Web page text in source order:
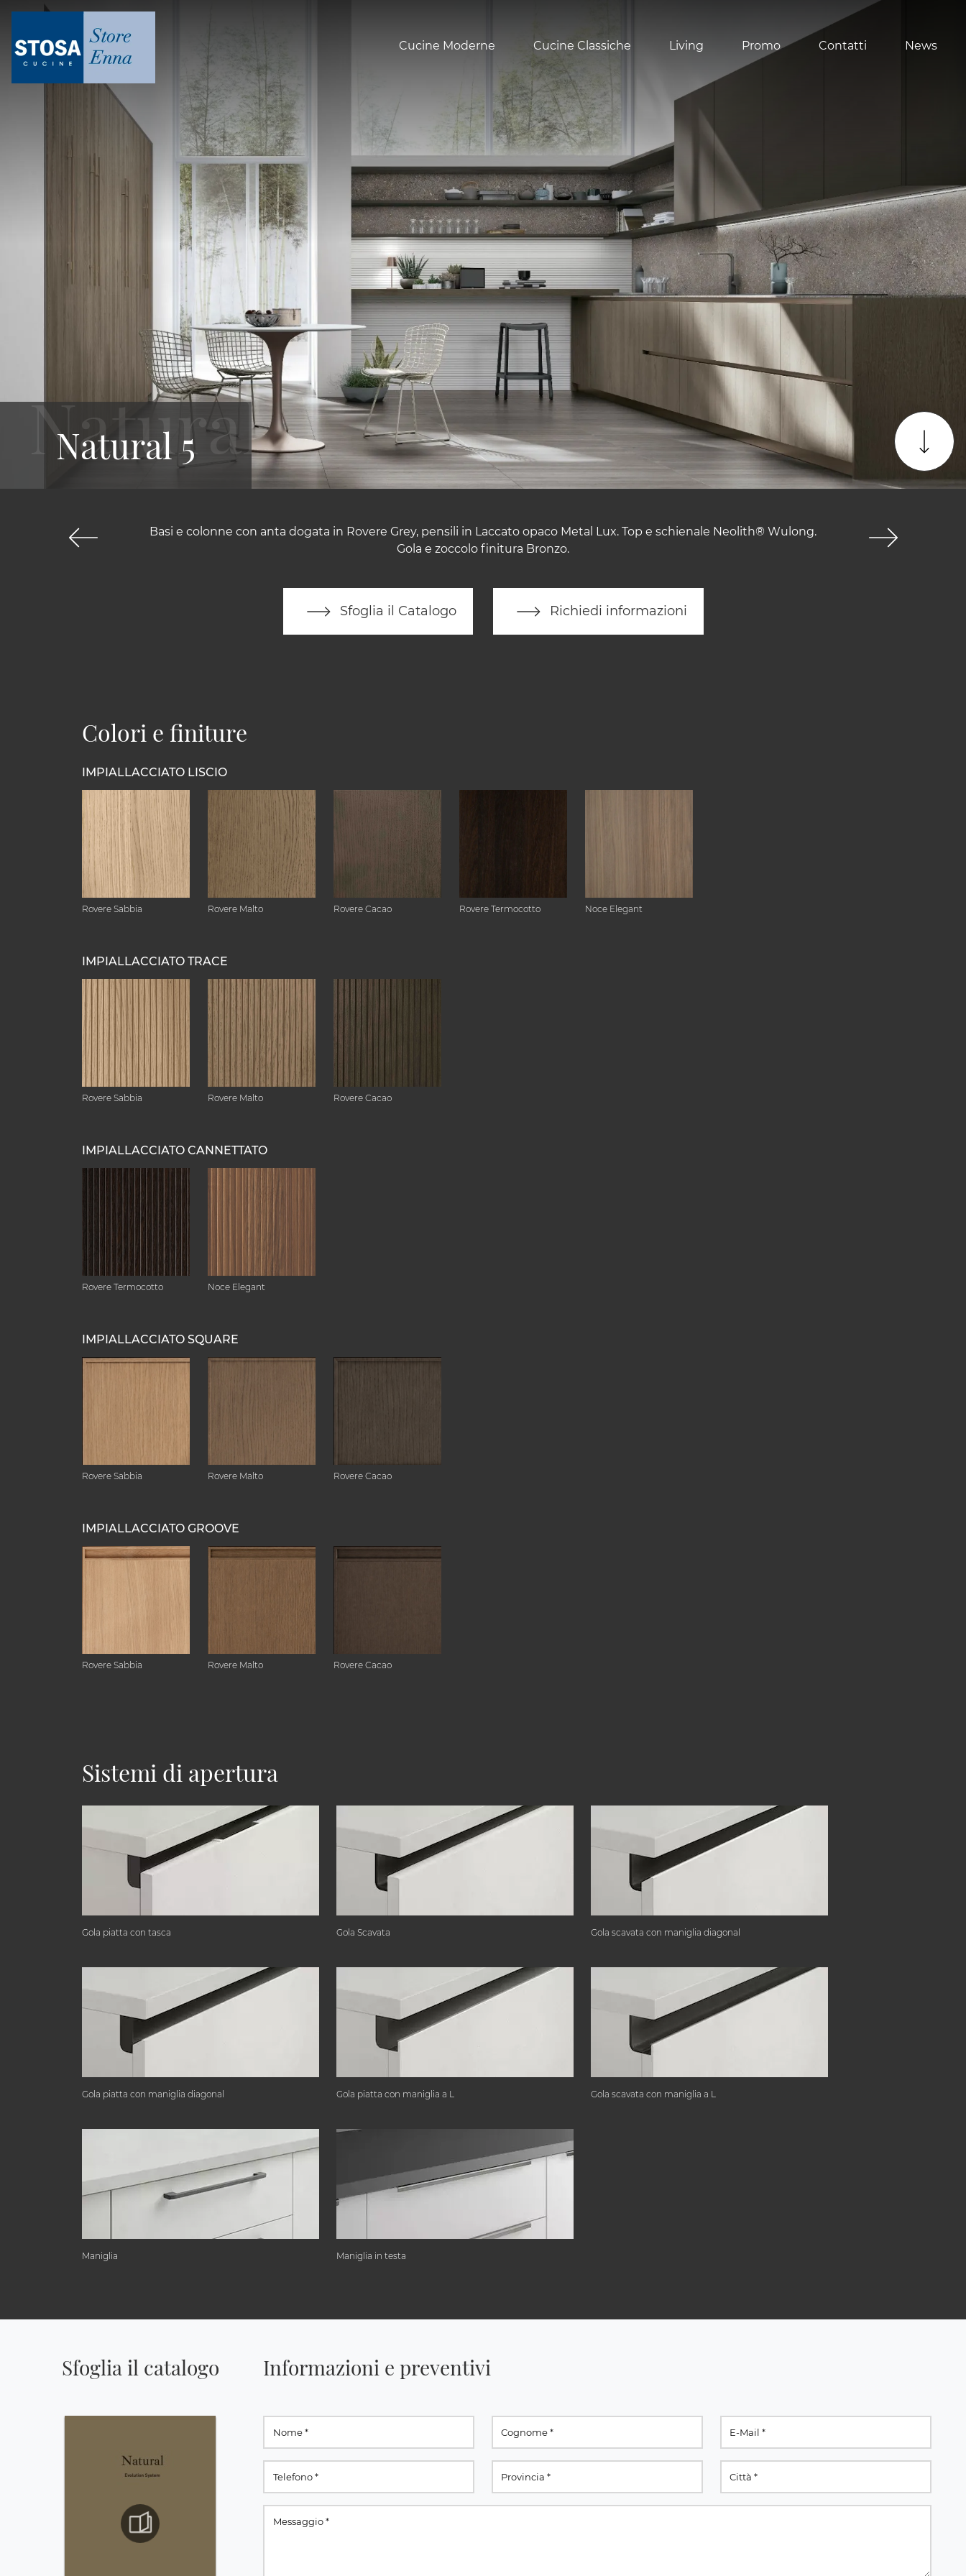
Cucine Moderne Cucine Classiche Living Promo Contatti News
Basi e colonne con anta dogata in Rovere Grey, pensili in Laccato opaco Metal Lux. Top e schienale Neolith® Wulong.
Gola e zoccolo finitura Bronzo.
Sfoglia il Catalogo Richiedi informazioni
Natural 5
Colori e finiture
IMPIALLACCIATO LISCIO
Rovere Sabbia Rovere Malto Rovere Cacao Rovere Termocotto Noce Elegant
IMPIALLACCIATO TRACE
Rovere Sabbia Rovere Malto Rovere Cacao
IMPIALLACCIATO CANNETTATO
Rovere Termocotto Noce Elegant
IMPIALLACCIATO SQUARE
Rovere Sabbia Rovere Malto Rovere Cacao
IMPIALLACCIATO GROOVE
Rovere Sabbia Rovere Malto Rovere Cacao
Sistemi di apertura
Gola piatta con tasca Gola Scavata Gola scavata con maniglia diagonal
Gola piatta con maniglia diagonal Gola piatta con maniglia a L Gola scavata con maniglia a L
Maniglia Maniglia in testa
Sfoglia il catalogo Informazioni e preventivi